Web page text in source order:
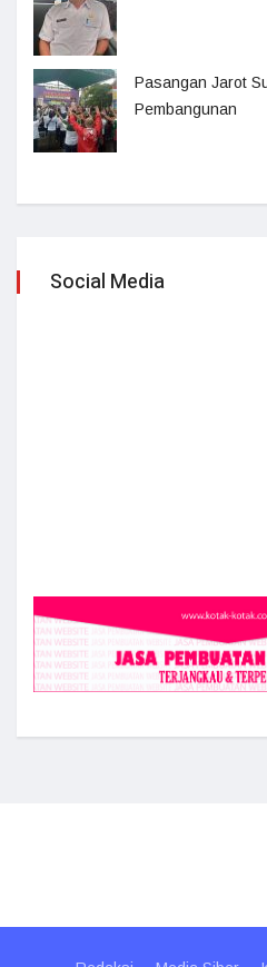
Pasangan Jarot
Pembangunan
Social Media